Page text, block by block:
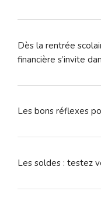
Dès la rentrée
financière s’invite
Les bons réflexes
Les soldes : testez